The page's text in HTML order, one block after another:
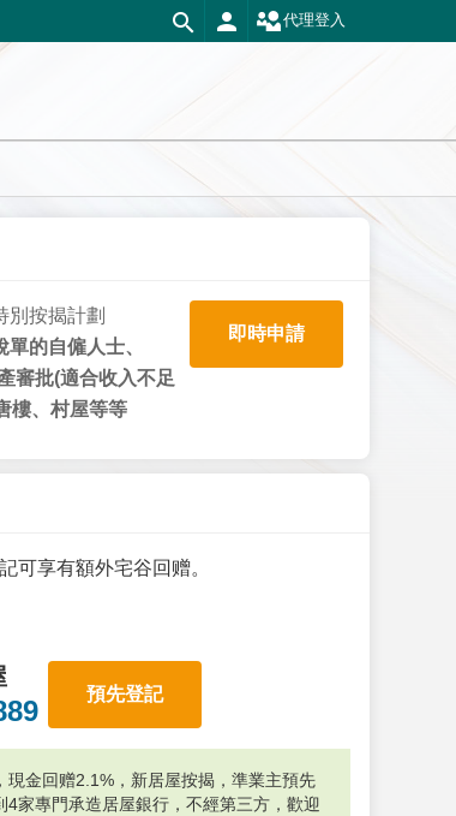
代理登入
別按揭計劃
的自僱人士、
審批(適合收入不足
樓、村屋等等
即時申請
可享有額外宅谷回赠。
預先登記
金回赠2.1%，新居屋按揭，準業主預先
家專門承造居屋銀行，不經第三方，歡迎